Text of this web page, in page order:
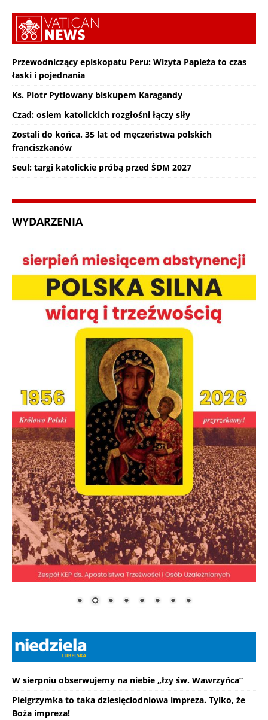
Przewodniczący episkopatu Peru: Wizyta Papieża to czas
łaski i pojednania
Ks. Piotr Pytlowany biskupem Karagandy
Czad: osiem katolickich rozgłośni łączy siły
Zostali do końca. 35 lat od męczeństwa polskich
franciszkanów
Seul: targi katolickie próbą przed ŚDM 2027
WYDARZENIA
W sierpniu obserwujemy na niebie „łzy św. Wawrzyńca”
Pielgrzymka to taka dziesięciodniowa impreza. Tylko, że
Boża impreza!